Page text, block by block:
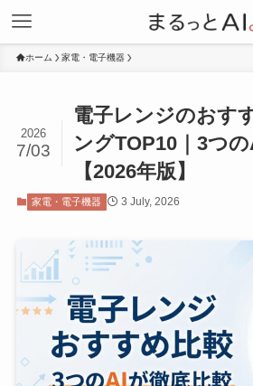
ホーム 家電・電子機器
電子レンジのおす
ングTOP10｜3つ
【2026年版】
2026
7/03
家電・電子機器 3 July, 2026